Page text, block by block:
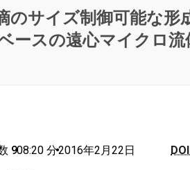
のサイズ制御可能な形
ースの遠心マイクロ
9•08:20 分•2016年2月22日